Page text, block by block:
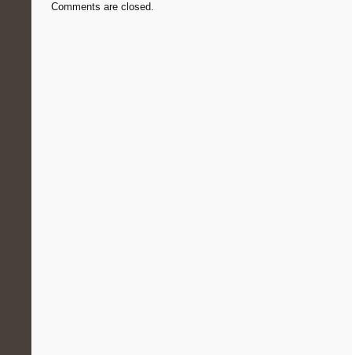
Comments are closed.